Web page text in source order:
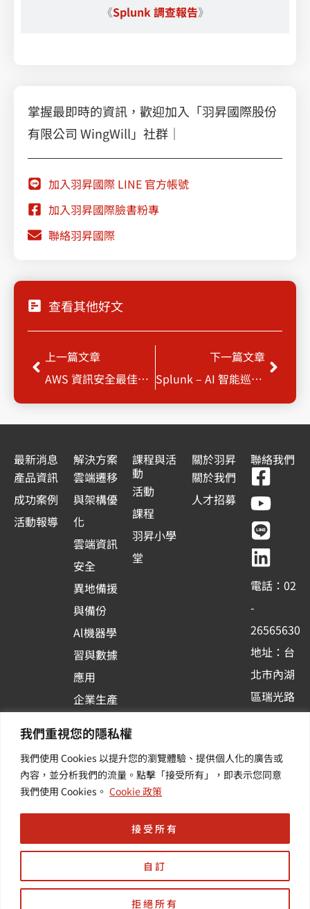
我們重視您的隱私權
我們使用 Cookies 以提升您的瀏覽體驗、提供個人化的廣告或
內容，並分析我們的流量。點擊「接受所有」，即表示您同意
我們使用 Cookies。 Cookie 政策
自訂
拒絕所有
接受所有
《Splunk 調查報告》
掌握最即時的資訊，歡迎加入「羽昇國際股份
有限公司 WingWill」社群｜
加入羽昇國際 LINE 官方帳號
加入羽昇國際臉書粉專
聯絡羽昇國際
查看其他好文
上一頁
上一篇文章
AWS 資訊安全最佳實踐
下一篇文章
Splunk – AI 智能巡邏為企業網站確保最佳運行狀態
下一
最新消息
產品資訊
成功案例
活動報導
解決方案
雲端遷移
與架構優
化
雲端資訊
安全
異地備援
與備份
Al機器學
習與數據
應用
企業生產
容器化平
台應用
其他／加
值服務
課程與活
動
活動
課程
羽昇小學
堂
關於羽昇
關於我們
人才招募
聯絡我們
F
a
c
e
b
o
o
k
-
s
q
u
r
e
Y
o
u
t
u
b
e
L
i
n
e
L
i
n
k
e
d
i
n
電話：02
-
26565630
地址：台
北市內湖
區瑞光路
訂閱羽昇
新訊 | 提
產業資訊